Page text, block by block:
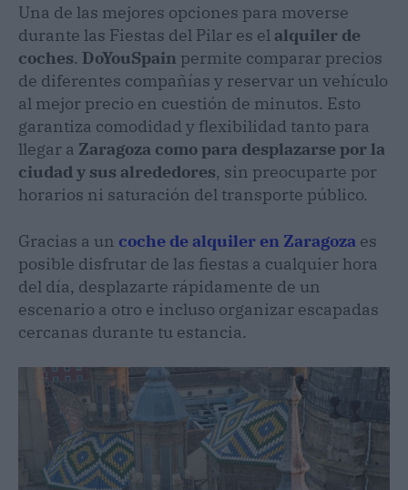
Una de las mejores opciones para moverse
durante las Fiestas del Pilar es el alquiler de
coches. DoYouSpain permite comparar precios
de diferentes compañías y reservar un vehículo
al mejor precio en cuestión de minutos. Esto
garantiza comodidad y flexibilidad tanto para
llegar a Zaragoza como para desplazarse por la
ciudad y sus alrededores, sin preocuparte por
horarios ni saturación del transporte público.
Gracias a un coche de alquiler en Zaragoza es
posible disfrutar de las fiestas a cualquier hora
del día, desplazarte rápidamente de un
escenario a otro e incluso organizar escapadas
cercanas durante tu estancia.